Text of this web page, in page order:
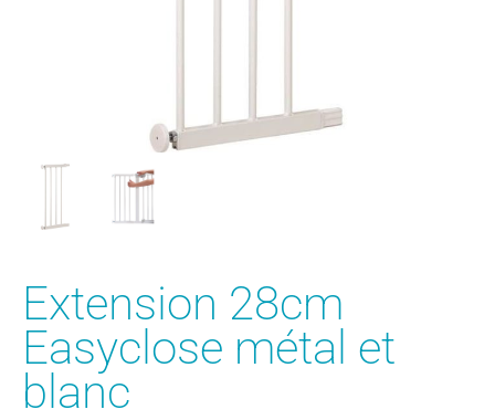
Extension 28cm
Easyclose métal et
blanc